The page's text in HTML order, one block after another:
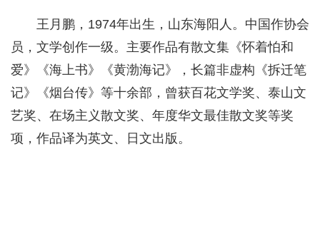
王月鹏，1974年出生，山东海阳人。中国作协会
员，文学创作一级。主要作品有散文集《怀着怕和
爱》《海上书》《黄渤海记》，长篇非虚构《拆迁笔
记》《烟台传》等十余部，曾获百花文学奖、泰山文
艺奖、在场主义散文奖、年度华文最佳散文奖等奖
项，作品译为英文、日文出版。